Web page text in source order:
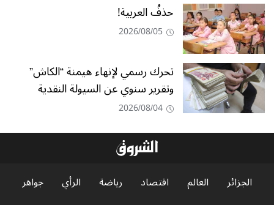
حذفُ العربية!
2026/08/05
تحرك رسمي لإنهاء هيمنة “الكاش”
وتقرير سنوي عن السيولة النقدية
2026/08/04
الجزائر العالم اقتصاد رياضة الرأي
جواهر